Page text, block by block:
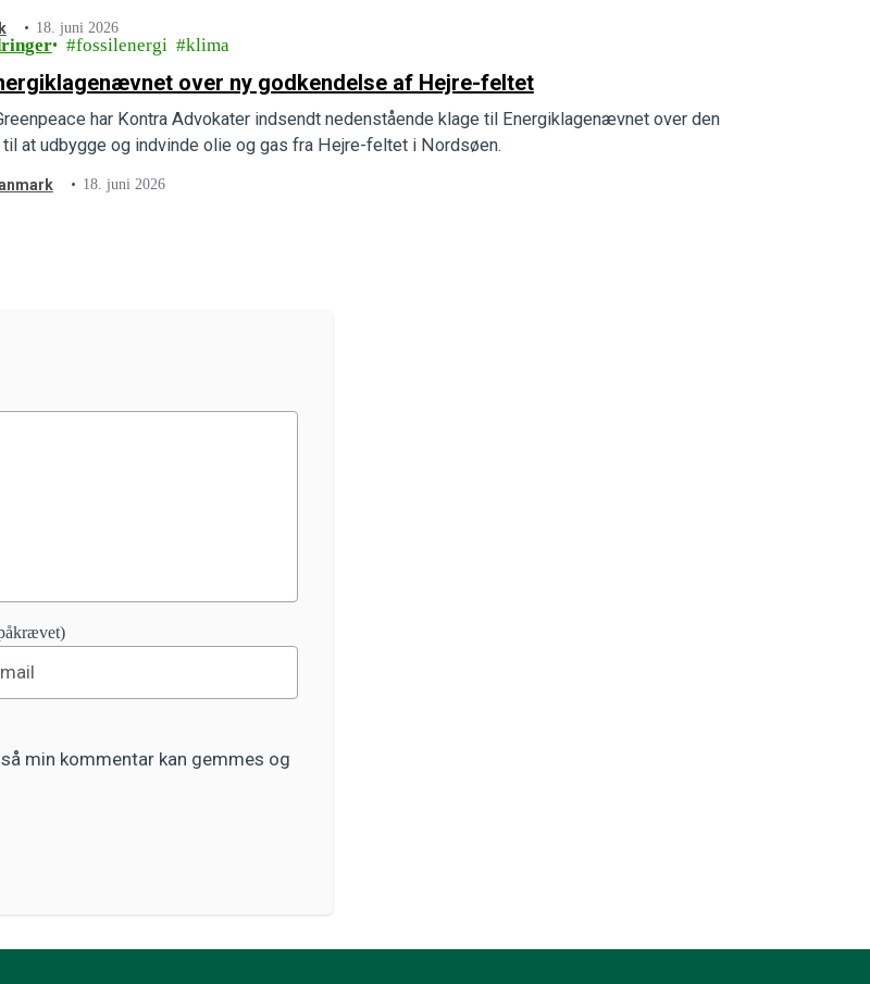
18. juni 2026
fossilenergi klima
over ny godkendelse af Hejre-feltet
har Kontra Advokater indsendt nedenstående klage til Energiklagenævnet over den
at udbygge og indvinde olie og gas fra Hejre-feltet i Nordsøen.
18. juni 2026
min kommentar kan gemmes og